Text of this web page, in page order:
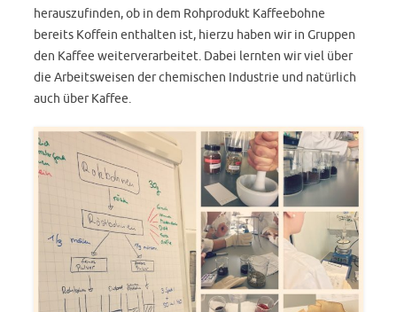
herauszufinden, ob in dem Rohprodukt Kaffeebohne
bereits Koffein enthalten ist, hierzu haben wir in Gruppen
den Kaffee weiterverarbeitet. Dabei lernten wir viel über
die Arbeitsweisen der chemischen Industrie und natürlich
auch über Kaffee.